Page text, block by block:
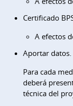
Certificado
A efectos
Aportar datos.
Para cada
deberá
técnica del